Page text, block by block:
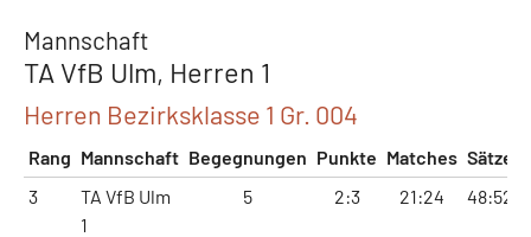
Mannschaft
TA VfB Ulm, Herren 1
Herren Bezirksklasse 1 Gr. 004
Rang Mannschaft Begegnungen Punkte Matches Sätze
3
TA VfB Ulm
1
5 2:3 21:24 48:52